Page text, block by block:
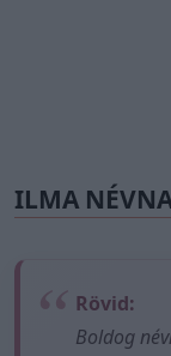
ILMA
Rövid:
Boldog